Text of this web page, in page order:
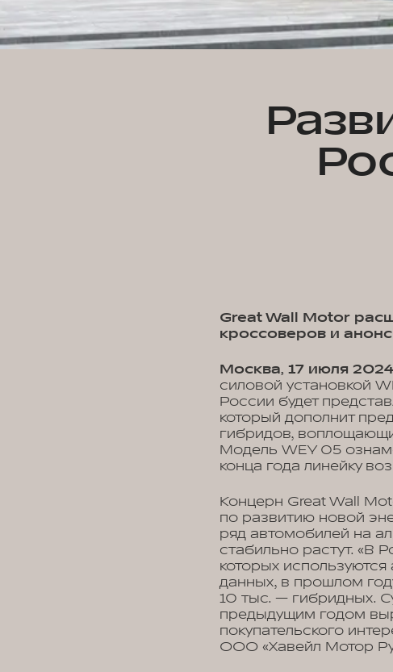
Great Wall Motor
кроссоверов и
Москва, 17 июля
силовой установкой
России будет
который дополнит
гибридов,
Модель WEY 05
конца года линейку
Концерн Great Wall
по развитию новой
ряд автомобилей на
стабильно растут. «В
которых
данных, в прошлом
10 тыс. — гибридных.
предыдущим годом
покупательского
ООО «Хавейл Мотор